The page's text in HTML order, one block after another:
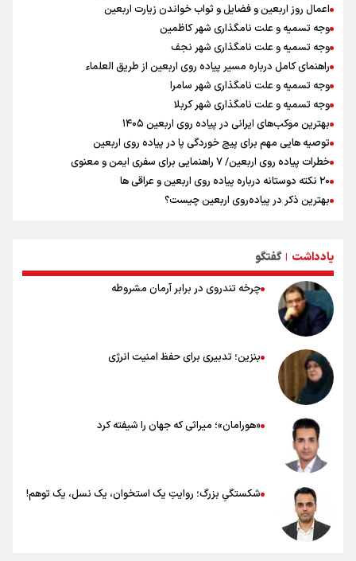
اعمال روز اربعین و فضایل و ثواب خواندن زیارت اربعین
وجه تسمیه و علت نامگذاری شهر کاظمین
وجه تسمیه و علت نامگذاری شهر نجف
راهنمای کامل درباره مسیر پیاده روی اربعین از طریق العلماء
وجه تسمیه و علت نامگذاری شهر سامرا
وجه تسمیه و علت نامگذاری شهر کربلا
بهترین موکب‌های ایرانی در پیاده روی اربعین ۱۴۰۵
توصیه هایی مهم برای پیچ خوردگی پا در پیاده روی اربعین
خطرات پیاده روی اربعین/ ۷ راهنمایی برای سفری ایمن و معنوی
۲۰ نکته دوستانه درباره پیاده روی اربعین و عراقی ها
بهترین ذکر در پیاده‌روی اربعین چیست؟
نکاتی مهم برای حفظ سلامت در پیاده روی اربعین
یادداشت | گفتگو
چرخه تندروی در برابر آرمان مشروطه
بنزین؛ تدبیری برای حفظ امنیت انرژی
«هورامان»؛ میراثی که جهان را شیفته کرد
شکستگیِ بزرگ؛ روایتِ یک استخوان، یک نسل، یک توهم!